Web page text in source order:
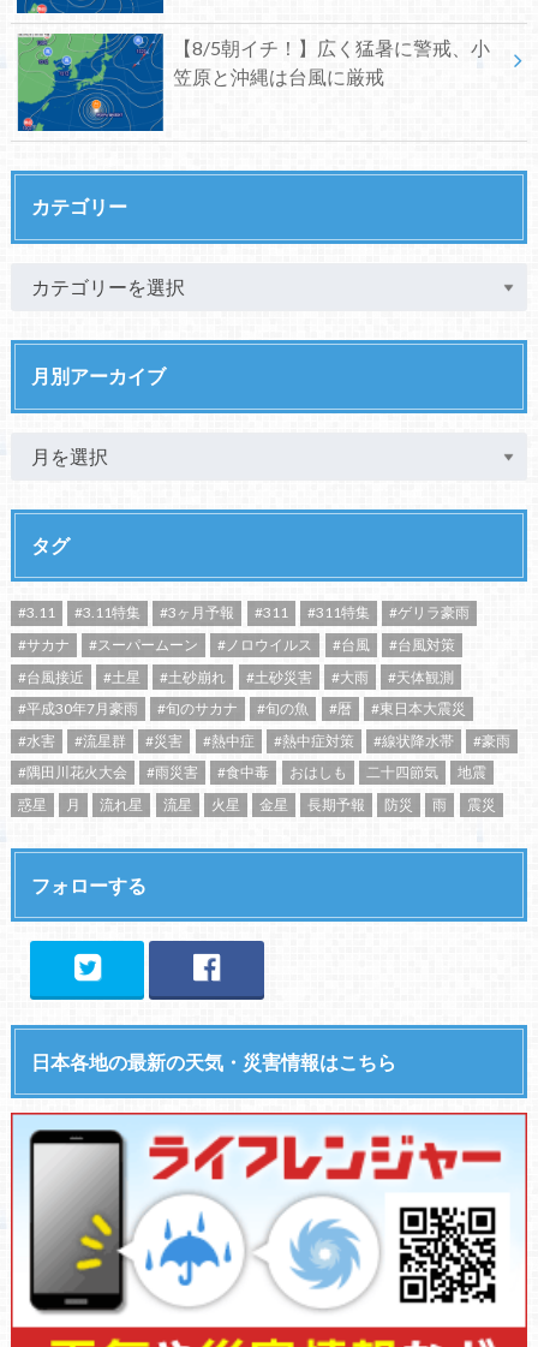
【8/5朝イチ！】広く猛暑に警戒、小
笠原と沖縄は台風に厳戒
カテゴリー
月別アーカイブ
タグ
#3.11 #3.11特集 #3ヶ月予報 #311 #311特集
#ゲリラ豪雨
#サカナ
#スーパームーン #ノロウイルス #台風
#台風対策
#台風接近
#土星 #土砂崩れ #土砂災害 #大雨
#天体観測
#平成30年7月豪雨
#旬のサカナ #旬の魚 #暦
#東日本大震災
#水害
#流星群 #災害 #熱中症 #熱中症対策 #線状降水帯
#豪雨
#隅田川花火大会
#雨災害 #食中毒 おはしも 二十四節気
地震
惑星
月 流れ星 流星 火星 金星 長期予報 防災 雨 震災
フォローする
日本各地の最新の天気・災害情報はこちら